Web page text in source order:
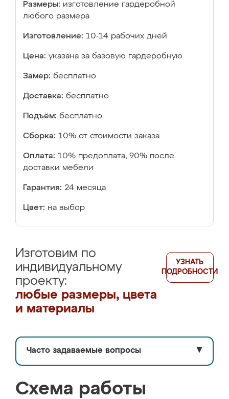
Размеры: изготовление гардеробной
любого размера
Изготовление: 10-14 рабочих дней
Цена: указана за базовую гардеробную
Замер: бесплатно
Доставка: бесплатно
Подъём: бесплатно
Сборка: 10% от стоимости заказа
Оплата: 10% предоплата, 90% после
доставки мебели
Гарантия: 24 месяца
Цвет: на выбор
Изготовим по
индивидуальному
проекту:
любые размеры, цвета
и материалы
УЗНАТЬ
ПОДРОБНОСТИ
Часто задаваемые вопросы ▼
Схема работы